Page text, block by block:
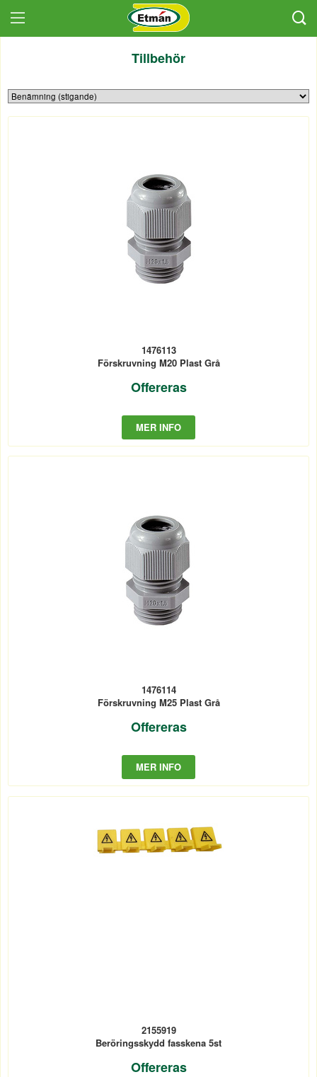
Tillbehör
1476113
Förskruvning M20 Plast Grå
Offereras
MER INFO
1476114
Förskruvning M25 Plast Grå
Offereras
MER INFO
2155919
Beröringsskydd fasskena 5st
Offereras